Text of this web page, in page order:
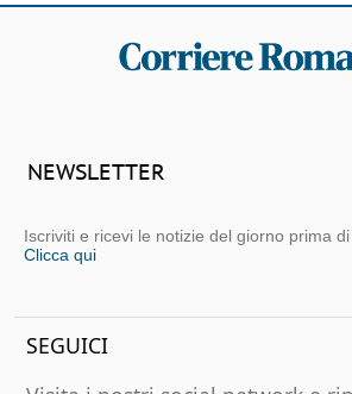
NEWSLETTER
Iscriviti e ricevi le notizie del giorno prima
Clicca qui
SEGUICI